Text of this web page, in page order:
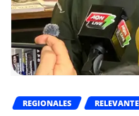
REGIONALES